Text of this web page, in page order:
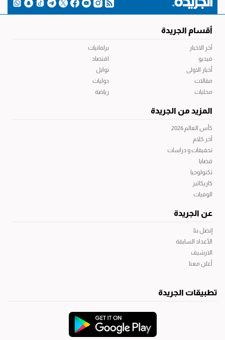
أقسام الجريدة
آخر الاخبار
فيديو
أخبار الاولى
مقالات
محليات
برلمانيات
اقتصاد
توابل
دوليات
رياضة
المزيد من الجريدة
كأس العالم 2026
آخر كلام
تحقيقات و دراسات
قضايا
تكنولوجيا
كاريكاتير
الوفيات
عن الجريدة
إتصل بنا
الأعداد السابقة
الارشيف
أعلن معنا
تطبيقات الجريدة